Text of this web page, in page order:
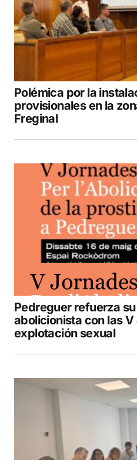
Polémica por la
provisionales en la
Freginal
Pedreguer refuerza
abolicionista con las
explotación sexual